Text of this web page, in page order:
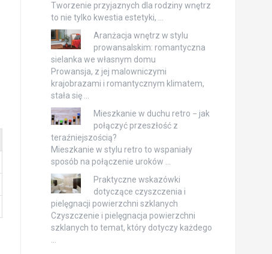
Tworzenie przyjaznych dla rodziny wnętrz
to nie tylko kwestia estetyki, …
Aranżacja wnętrz w stylu
prowansalskim: romantyczna
sielanka we własnym domu
Prowansja, z jej malowniczymi
krajobrazami i romantycznym klimatem,
stała się …
Mieszkanie w duchu retro − jak
połączyć przeszłość z
teraźniejszością?
Mieszkanie w stylu retro to wspaniały
sposób na połączenie uroków …
Praktyczne wskazówki
dotyczące czyszczenia i
pielęgnacji powierzchni szklanych
Czyszczenie i pielęgnacja powierzchni
szklanych to temat, który dotyczy każdego